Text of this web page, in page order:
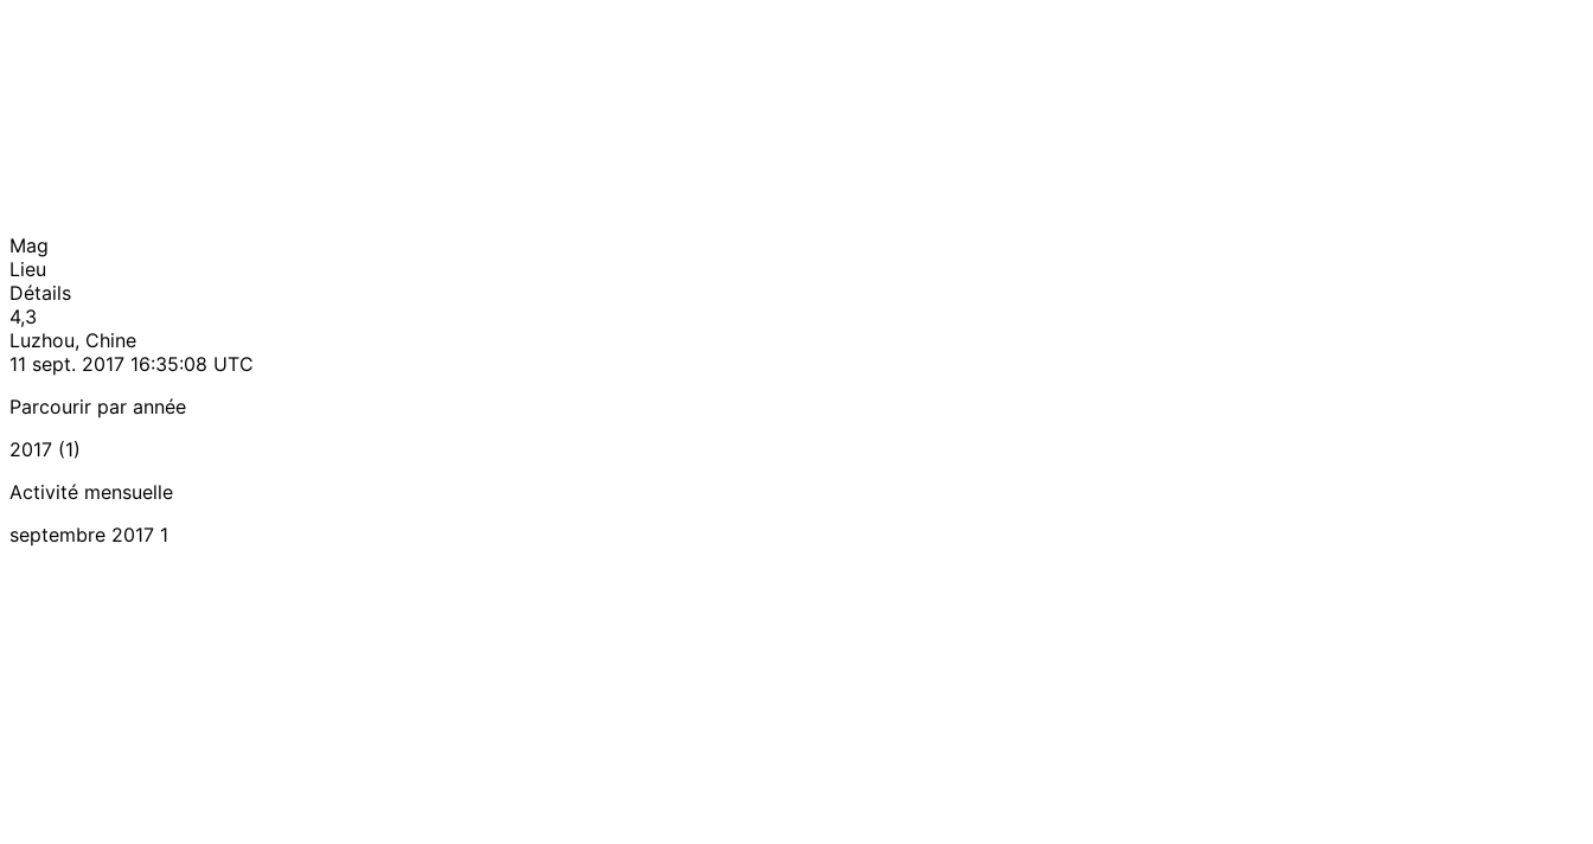
Mag
Lieu
Détails
4,3
Luzhou, Chine
11 sept. 2017 16:35:08 UTC
Parcourir par année
2017 (1)
Activité mensuelle
septembre 2017 1